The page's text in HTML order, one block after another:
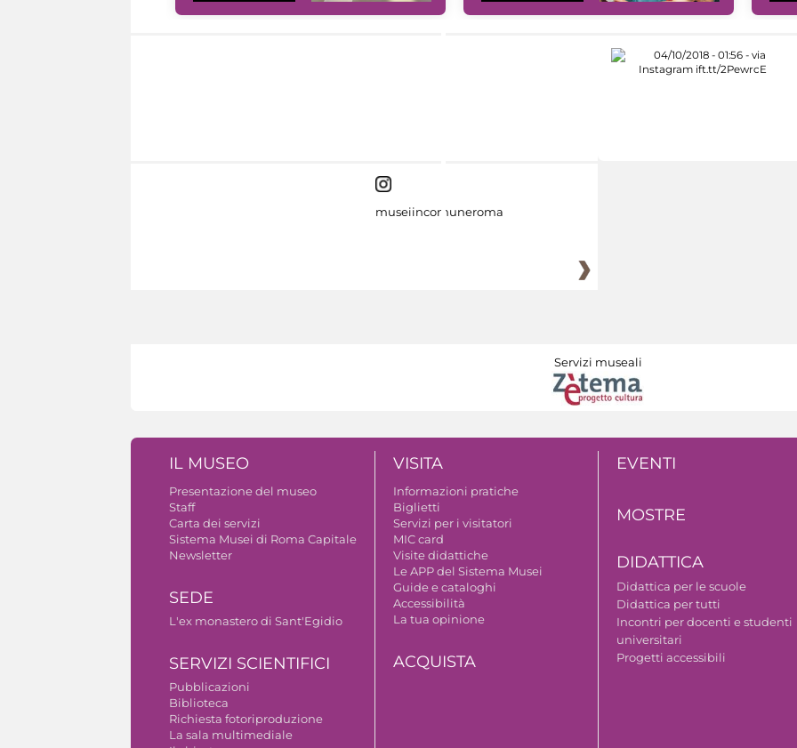
museiincomuneroma
Servizi museali
IL MUSEO
Presentazione del museo
Staff
Carta dei servizi
Sistema Musei di Roma Capitale
Newsletter
SEDE
L'ex monastero di Sant'Egidio
SERVIZI SCIENTIFICI
Pubblicazioni
Biblioteca
Richiesta fotoriproduzione
La sala multimediale
VISITA
Informazioni pratiche
Biglietti
Servizi per i visitatori
MIC card
Visite didattiche
Le APP del Sistema Musei
Guide e cataloghi
Accessibilità
La tua opinione
ACQUISTA
EVENTI
MOSTRE
DIDATTICA
Didattica per le scuole
Didattica per tutti
Incontri per docenti e studenti
universitari
Progetti accessibili